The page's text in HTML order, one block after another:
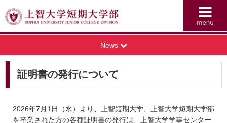
News
証明書の発行について
2026年7月1日（水）より、上智短期大学、上智大学短期大学部
を卒業された方の各種証明書の発行は、上智大学学事センター